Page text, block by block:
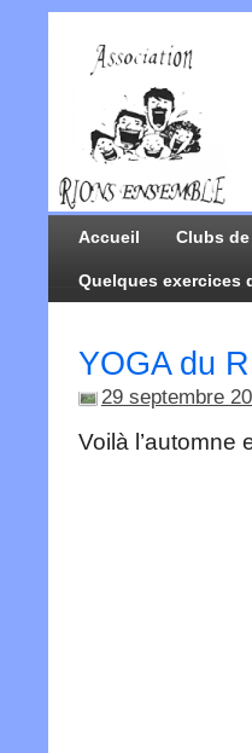
Accueil Clubs
Quelques exercices
YOGA du
29 septembre
Voilà l’automne